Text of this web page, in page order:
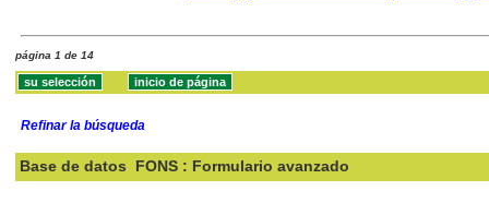
página 1 de 14
Refinar la búsqueda
Base de datos FONS : Formulario avanzado